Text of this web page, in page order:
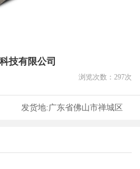
技有限公司
浏览次数： 297次
发货地:广东省佛山市禅城区